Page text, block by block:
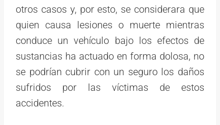
otros casos y, por esto, se considerara que
quien causa lesiones o muerte mientras
conduce un vehículo bajo los efectos de
sustancias ha actuado en forma dolosa, no
se podrían cubrir con un seguro los daños
sufridos por las víctimas de estos
accidentes.